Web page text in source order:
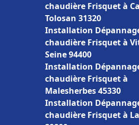
chaudière Frisquet à
Tolosan 31320
Installation
chaudière Frisquet à
Seine 94400
Installation
chaudière Frisquet à
Malesherbes 45330
Installation
chaudière Frisquet à